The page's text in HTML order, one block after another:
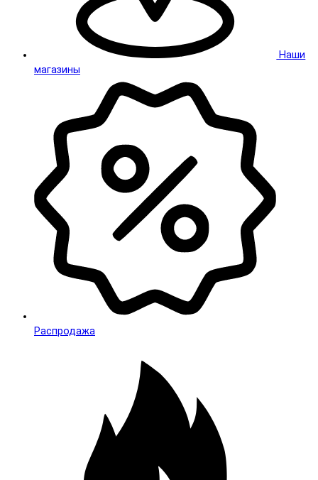
Наши
магазины
Распродажа